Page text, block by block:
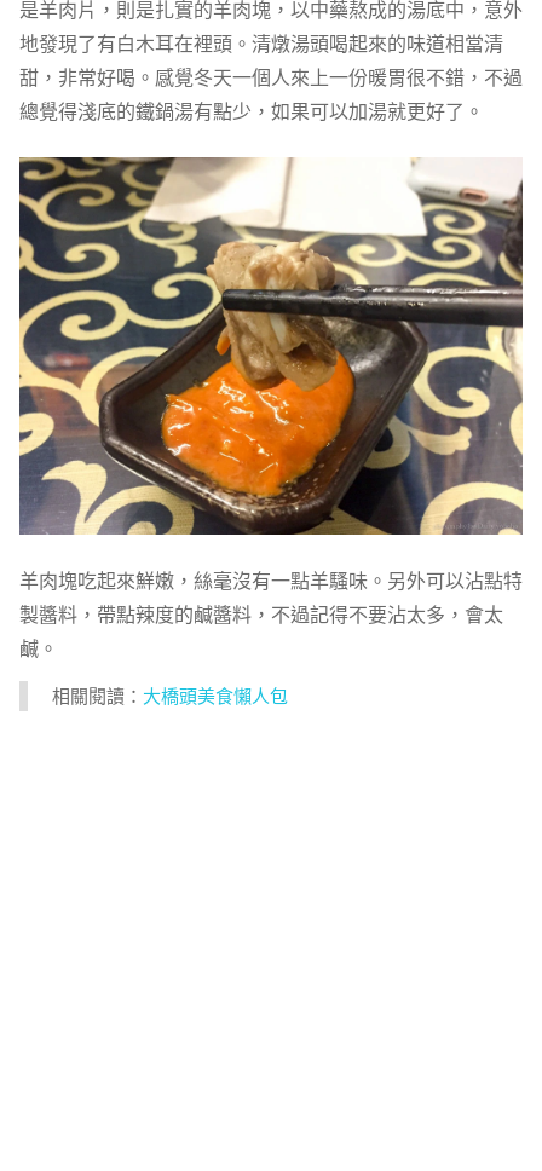
是羊肉片，則是扎實的羊肉塊，以中藥熬成的湯底中，意外
地發現了有白木耳在裡頭。清燉湯頭喝起來的味道相當清
甜，非常好喝。感覺冬天一個人來上一份暖胃很不錯，不過
總覺得淺底的鐵鍋湯有點少，如果可以加湯就更好了。
羊肉塊吃起來鮮嫩，絲毫沒有一點羊騷味。另外可以沾點特
製醬料，帶點辣度的鹹醬料，不過記得不要沾太多，會太
鹹。
相關閱讀： 大橋頭美食懶人包